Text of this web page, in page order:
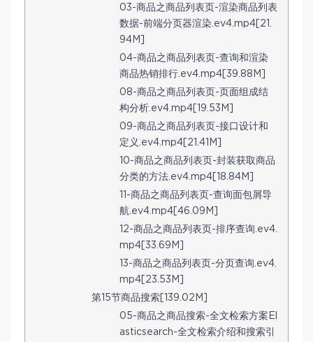
03-商品之商品列表页-渲染商品列表
数据-前端分页器渲染.ev4.mp4[21.
94M]
04-商品之商品列表页-查询和渲染
商品热销排行.ev4.mp4[39.88M]
08-商品之商品列表页-页面组成结
构分析.ev4.mp4[19.53M]
09-商品之商品列表页-接口设计和
定义.ev4.mp4[21.41M]
10-商品之商品列表页-封装获取商品
分类的方法.ev4.mp4[18.84M]
11-商品之商品列表页-查询面包屑导
航.ev4.mp4[46.09M]
12-商品之商品列表页-排序查询.ev4.
mp4[33.69M]
13-商品之商品列表页-分页查询.ev4.
mp4[23.53M]
第15节商品搜索[139.02M]
05-商品之商品搜索-全文检索方案El
asticsearch-全文检索介绍和搜索引